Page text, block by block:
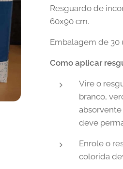
Resguardo de
60x90 cm.
Embalagem de 30
Como aplicar
Vire o
branco,
deve
Enrole o
colorida